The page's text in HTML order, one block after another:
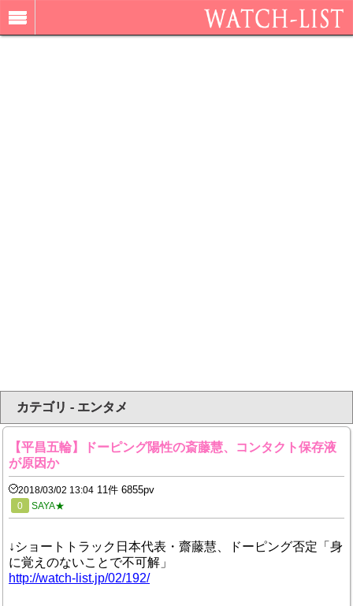
カテゴリ - エンタメ
【平昌五輪】ドーピング陽性の斎藤慧、コンタクト保存液
が原因か
2018/03/02 13:04 11件 6855pv
0 SAYA★
↓ショートトラック日本代表・齋藤慧、ドーピング否定「身
に覚えのないことで不可解」
http://watch-list.jp/02/192/